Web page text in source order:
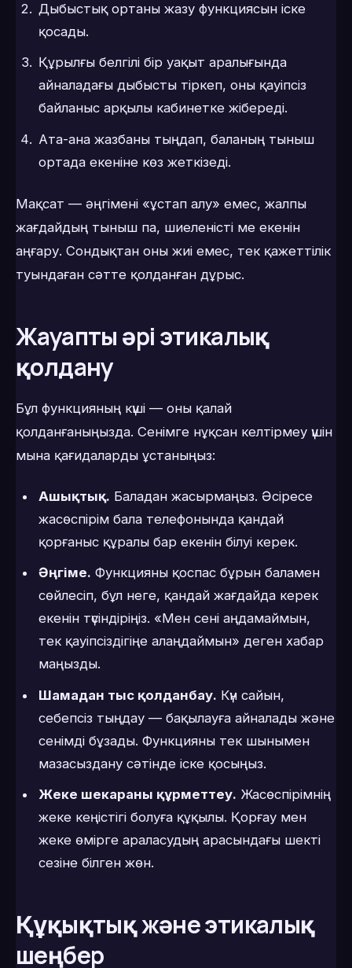
Дыбыстық ортаны жазу функциясын іске
қосады.
Құрылғы белгілі бір уақыт аралығында
айналадағы дыбысты тіркеп, оны қауіпсіз
байланыс арқылы кабинетке жібереді.
Ата-ана жазбаны тыңдап, баланың тыныш
ортада екеніне көз жеткізеді.
Мақсат — әңгімені «ұстап алу» емес, жалпы
жағдайдың тыныш па, шиеленісті ме екенін
аңғару. Сондықтан оны жиі емес, тек қажеттілік
туындаған сәтте қолданған дұрыс.
Жауапты әрі этикалық
қолдану
Бұл функцияның күші — оны қалай
қолданғаныңызда. Сенімге нұқсан келтірмеу үшін
мына қағидаларды ұстаныңыз:
Ашықтық. Баладан жасырмаңыз. Әсіресе
жасөспірім бала телефонында қандай
қорғаныс құралы бар екенін білуі керек.
Әңгіме. Функцияны қоспас бұрын баламен
сөйлесіп, бұл неге, қандай жағдайда керек
екенін түсіндіріңіз. «Мен сені аңдамаймын,
тек қауіпсіздігіңе алаңдаймын» деген хабар
маңызды.
Шамадан тыс қолданбау. Күн сайын,
себепсіз тыңдау — бақылауға айналады және
сенімді бұзады. Функцияны тек шынымен
мазасыздану сәтінде іске қосыңыз.
Жеке шекараны құрметтеу. Жасөспірімнің
жеке кеңістігі болуға құқылы. Қорғау мен
жеке өмірге араласудың арасындағы шекті
сезіне білген жөн.
Құқықтық және этикалық
шеңбер